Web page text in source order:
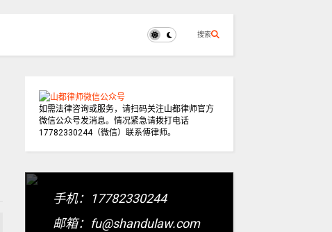
搜索
如需法律咨询或服务，请扫码关注山都律师官方
微信公众号发消息。情况紧急请拨打电话
17782330244（微信）联系傅律师。
手机：17782330244
邮箱：fu@shandulaw.com